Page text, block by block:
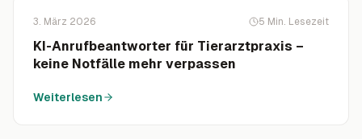
3. März 2026 5 Min. Lesezeit
KI-Anrufbeantworter für Tierarztpraxis –
keine Notfälle mehr verpassen
Weiterlesen